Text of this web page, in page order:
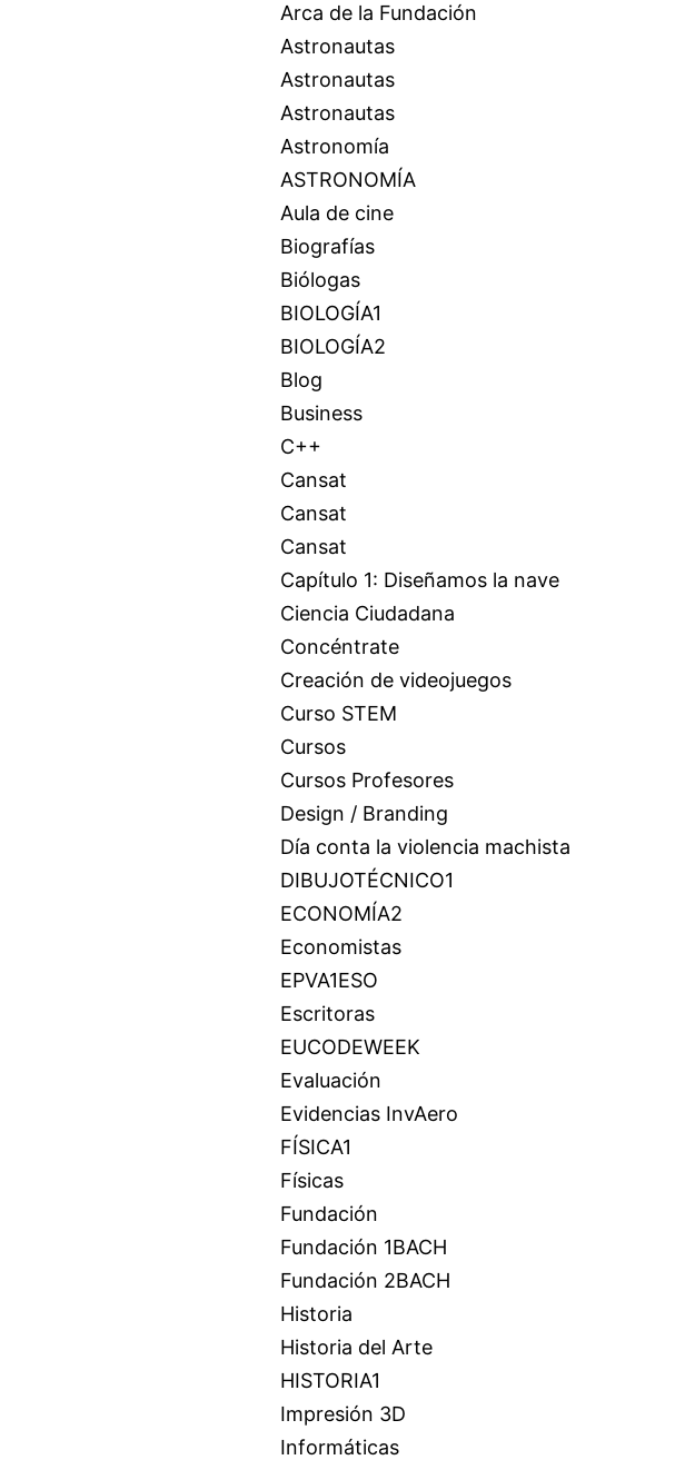
Arca de la Fundación
Astronautas
Astronautas
Astronautas
Astronomía
ASTRONOMÍA
Aula de cine
Biografías
Biólogas
BIOLOGÍA1
BIOLOGÍA2
Blog
Business
C++
Cansat
Cansat
Cansat
Capítulo 1: Diseñamos la nave
Ciencia Ciudadana
Concéntrate
Creación de videojuegos
Curso STEM
Cursos
Cursos Profesores
Design / Branding
Día conta la violencia machista
DIBUJOTÉCNICO1
ECONOMÍA2
Economistas
EPVA1ESO
Escritoras
EUCODEWEEK
Evaluación
Evidencias InvAero
FÍSICA1
Físicas
Fundación
Fundación 1BACH
Fundación 2BACH
Historia
Historia del Arte
HISTORIA1
Impresión 3D
Informáticas